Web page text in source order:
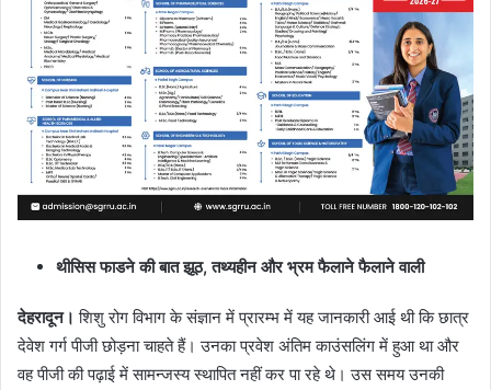
थीसिस फाडने की बात झूठ, तथ्यहीन और भ्रम फैलाने फैलाने वाली
देहरादून। शिशु रोग विभाग के संज्ञान में प्रारम्भ में यह जानकारी आई थी कि छात्र
देवेश गर्ग पीजी छोड़ना चाहते हैं। उनका प्रवेश अंतिम काउंसलिंग में हुआ था और
वह पीजी की पढ़ाई में सामन्जस्य स्थापित नहीं कर पा रहे थे। उस समय उनकी